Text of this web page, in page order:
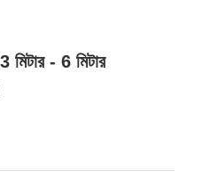
মিটার - 6 মিটার